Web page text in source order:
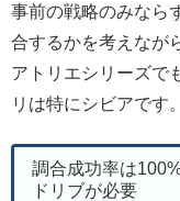
事前の戦略のみなら
合するかを考えなが
アトリエシリーズで
リは特にシビアです。
調合成功率は
ドリブが必要